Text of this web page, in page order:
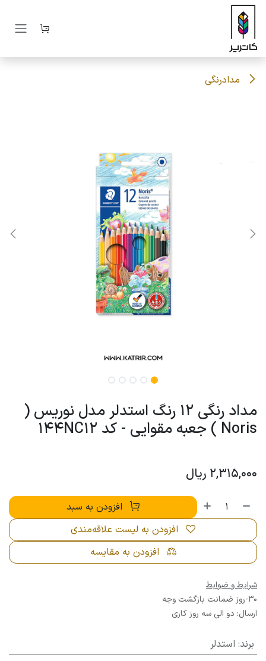
صرف نظر و مشاهده محتوا
مدادرنگی
مداد رنگی 12 رنگ استدلر مدل نوریس (
Noris ) جعبه مقوایی - کد 144NC12
2,315,000 ریال
افزودن به سبد
افزودن به مقایسه
افزودن به لیست علاقه‌مندی
شرایط و ضوابط
30-روز ضمانت بازگشت وجه
ارسال: دو الی سه روز کاری
برند: استدلر